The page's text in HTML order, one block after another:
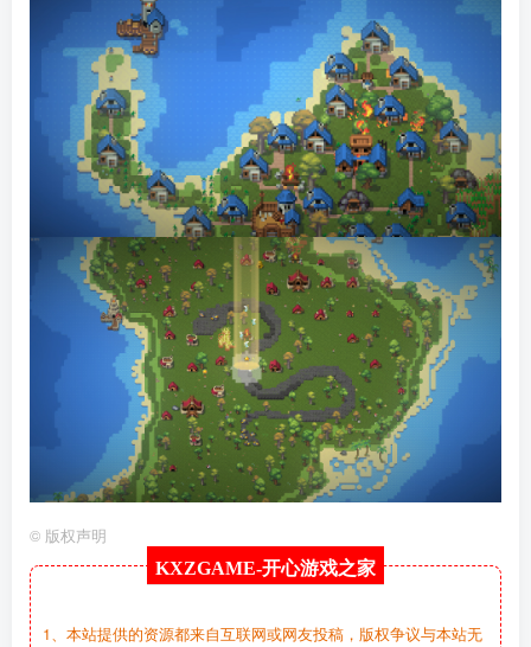
© 版权声明
KXZGAME-开心游戏之家
1、本站提供的资源都来自互联网或网友投稿，版权争议与本站无